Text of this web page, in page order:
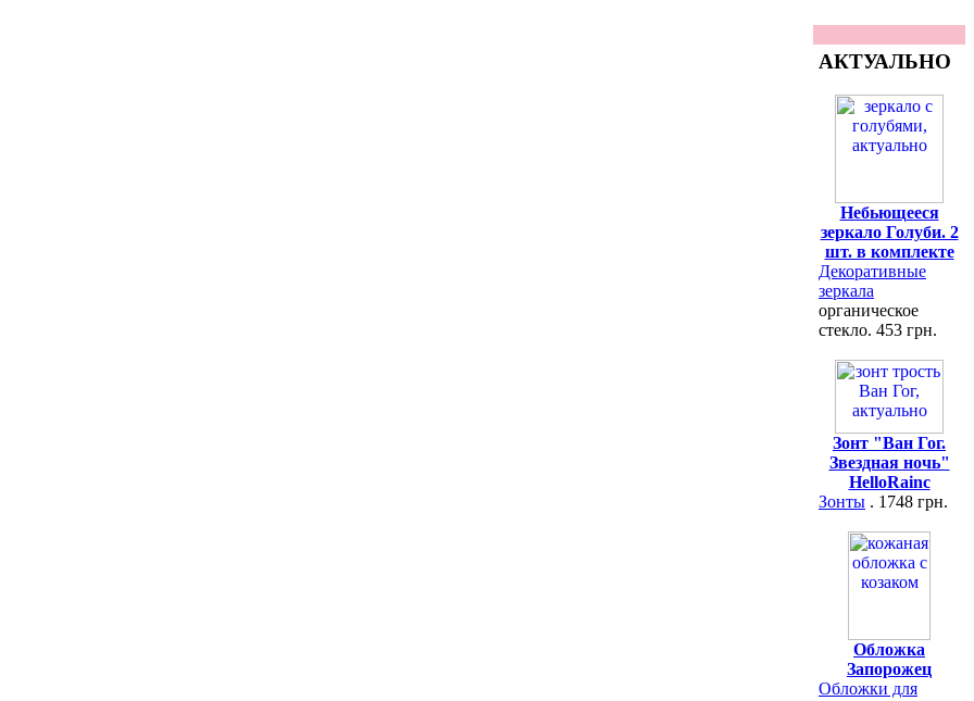
АКТУАЛЬНО
Небьющееся
зеркало Голуби. 2
шт. в комплекте
Декоративные
зеркала
органическое
стекло. 453 грн.
Зонт "Ван Гог.
Звездная ночь"
HelloRainc
Зонты . 1748 грн.
Обложка
Запорожец
Обложки для